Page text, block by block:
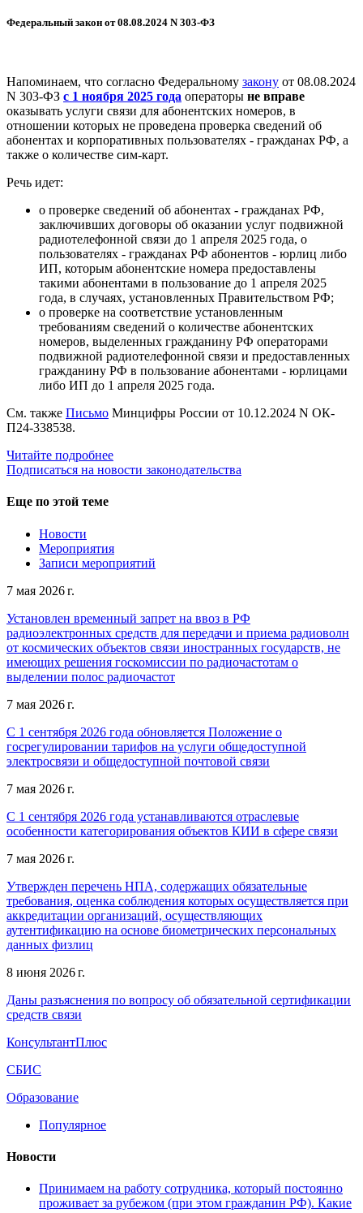
Федеральный закон от 08.08.2024 N 303-ФЗ
Напоминаем, что согласно Федеральному закону от 08.08.2024
N 303-ФЗ с 1 ноября 2025 года операторы не вправе
оказывать услуги связи для абонентских номеров, в
отношении которых не проведена проверка сведений об
абонентах и корпоративных пользователях - гражданах РФ, а
также о количестве сим-карт.
Речь идет:
о проверке сведений об абонентах - гражданах РФ,
заключивших договоры об оказании услуг подвижной
радиотелефонной связи до 1 апреля 2025 года, о
пользователях - гражданах РФ абонентов - юрлиц либо
ИП, которым абонентские номера предоставлены
такими абонентами в пользование до 1 апреля 2025
года, в случаях, установленных Правительством РФ;
о проверке на соответствие установленным
требованиям сведений о количестве абонентских
номеров, выделенных гражданину РФ операторами
подвижной радиотелефонной связи и предоставленных
гражданину РФ в пользование абонентами - юрлицами
либо ИП до 1 апреля 2025 года.
См. также Письмо Минцифры России от 10.12.2024 N ОК-
П24-338538.
Читайте подробнее
Подписаться на новости законодательства
Еще по этой теме
Новости
Мероприятия
Записи мероприятий
7 мая 2026 г.
Установлен временный запрет на ввоз в РФ
радиоэлектронных средств для передачи и приема радиоволн
от космических объектов связи иностранных государств, не
имеющих решения госкомиссии по радиочастотам о
выделении полос радиочастот
7 мая 2026 г.
С 1 сентября 2026 года обновляется Положение о
госрегулировании тарифов на услуги общедоступной
электросвязи и общедоступной почтовой связи
7 мая 2026 г.
С 1 сентября 2026 года устанавливаются отраслевые
особенности категорирования объектов КИИ в сфере связи
7 мая 2026 г.
Утвержден перечень НПА, содержащих обязательные
требования, оценка соблюдения которых осуществляется при
аккредитации организаций, осуществляющих
аутентификацию на основе биометрических персональных
данных физлиц
8 июня 2026 г.
Даны разъяснения по вопросу об обязательной сертификации
средств связи
КонсультантПлюс
СБИС
Образование
Популярное
Новости
Принимаем на работу сотрудника, который постоянно
проживает за рубежом (при этом гражданин РФ). Какие